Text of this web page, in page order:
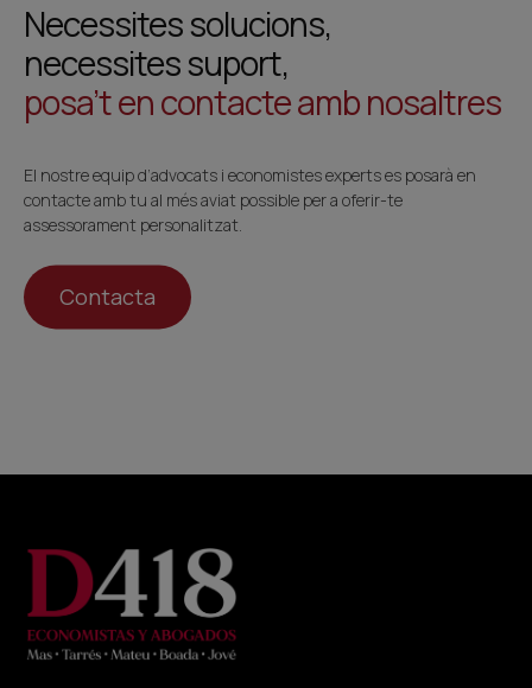
Necessites solucions,
necessites suport,
posa’t en contacte amb nosaltres
El nostre equip d’advocats i economistes experts es posarà en
contacte amb tu al més aviat possible per a oferir-te
assessorament personalitzat.
Contacta